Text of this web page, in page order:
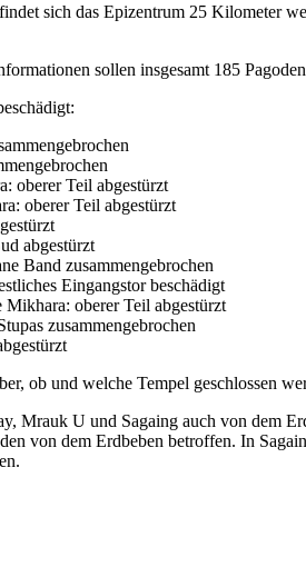
sich das Epizentrum 25 Kilometer
sollen insgesamt 185
oberer Teil abgestürzt
oberer Teil abgestürzt
abgestürzt
Band zusammengebrochen
Eingangstor beschädigt
oberer Teil abgestürzt
zusammengebrochen
ob und welche Tempel geschlossen
Mrauk U und Sagaing auch von dem
von dem Erdbeben betroffen. In